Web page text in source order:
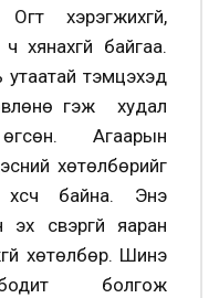
хэрэгжихгүй,
хянахгүй байгаа.
тэмцэхэд
гэж худал
Агаарын
хөтөлбөрийг
хүсч байна. Энэ
үүсвэргүй яаран
хөтөлбөр. Шинэ
болгож